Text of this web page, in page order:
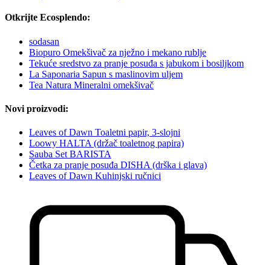
Otkrijte Ecosplendo:
sodasan
Biopuro Omekšivač za nježno i mekano rublje
Tekuće sredstvo za pranje posuđa s jabukom i bosiljkom
La Saponaria Sapun s maslinovim uljem
Tea Natura Mineralni omekšivač
Novi proizvodi:
Leaves of Dawn Toaletni papir, 3-slojni
Loowy HALTA (držač toaletnog papira)
Sauba Set BARISTA
Četka za pranje posuđa DISHA (drška i glava)
Leaves of Dawn Kuhinjski ručnici